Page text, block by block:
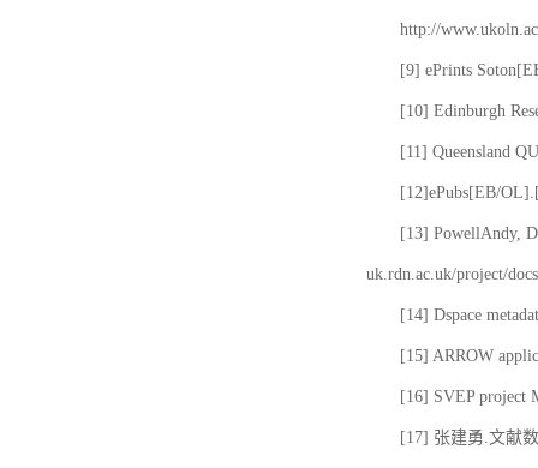
http://
[9] ePrints
[10] Edinburgh
[11] Queensland
[12]ePubs[EB/
[13] PowellAndy,
uk.rdn.ac.uk/project/
[14] Dspace
[15] ARROW
[16] SVEP project
[17] 张建勇.文献